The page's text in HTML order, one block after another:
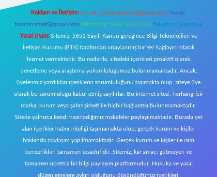
Reklam ve İletişim: E-mail: backlinkpaneli@gmail.com Teams:
forumhizmeti@gmail.com Whatsapp: 0262 606 0 726 Telegram: @karabul
Yasal Uyarı: Sitemiz, 5651 Sayılı Kanun gereğince Bilgi Teknolojileri ve
İletişim Kurumu (BTK) tarafından onaylanmış bir Yer Sağlayıcı olarak
hizmet vermektedir. Bu nedenle, sitedeki içerikleri proaktif olarak
denetleme veya araştırma yükümlülüğümüz bulunmamaktadır. Ancak,
üyelerimiz yazdıkları içeriklerin sorumluluğunu taşımakta olup, siteye üye
olarak bu sorumluluğu kabul etmiş sayılırlar. Bu internet sitesi, herhangi bir
marka, kurum veya şahıs şirketi ile hiçbir bağlantısı bulunmamaktadır.
Sitede yalnızca kendi hazırladığımız makaleler paylaşılmaktadır. Burada yer
alan içerikler haber niteliği taşımamakta olup, gerçek kurum ve kişiler
hakkında paylaşım yapılmamaktadır. Gerçek kurum ve kişiler ile isim
benzerlikleri tamamen tesadüfidir. Sitemiz, kar amacı gütmeyen ve
tamamen ücretsiz bir bilgi paylaşım platformudur. Hukuka ve yasal
düzenlemelere aykırı olduğunu düşündüğünüz içerikleri,